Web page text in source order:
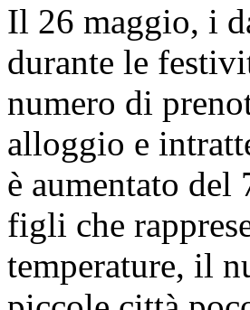
Il 26 maggio, i
durante le
numero di
alloggio e
è aumentato del
figli che
temperature, il